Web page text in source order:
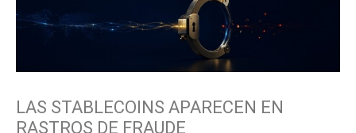
LAS STABLECOINS APARECEN EN
RASTROS DE FRAUDE